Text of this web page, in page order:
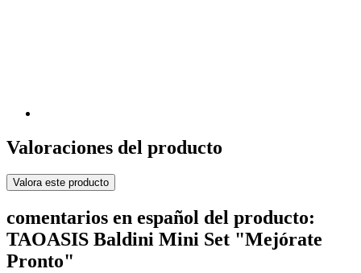
Valoraciones del producto
Valora este producto
comentarios en español del producto:
TAOASIS Baldini Mini Set "Mejórate
Pronto"